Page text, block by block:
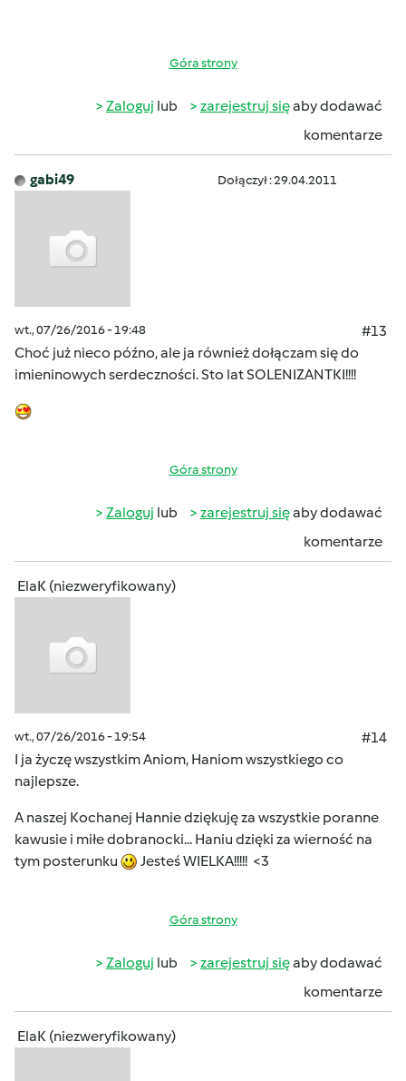
Góra strony
Zaloguj lub zarejestruj sięaby dodawać
komentarze
gabi49 Dołączył : 29.04.2011
wt., 07/26/2016 - 19:48
#13
Choć już nieco późno, ale ja również dołączam się do
imieninowych serdeczności. Sto lat SOLENIZANTKI!!!!
Góra strony
Zaloguj lub zarejestruj sięaby dodawać
komentarze
ElaK (niezweryfikowany)
wt., 07/26/2016 - 19:54
#14
I ja życzę wszystkim Aniom, Haniom wszystkiego co
najlepsze.
A naszej Kochanej Hannie dziękuję za wszystkie poranne
kawusie i miłe dobranocki... Haniu dzięki za wierność na
tym posterunku
Jesteś WIELKA!!!!! <3
Góra strony
Zaloguj lub zarejestruj sięaby dodawać
komentarze
ElaK (niezweryfikowany)